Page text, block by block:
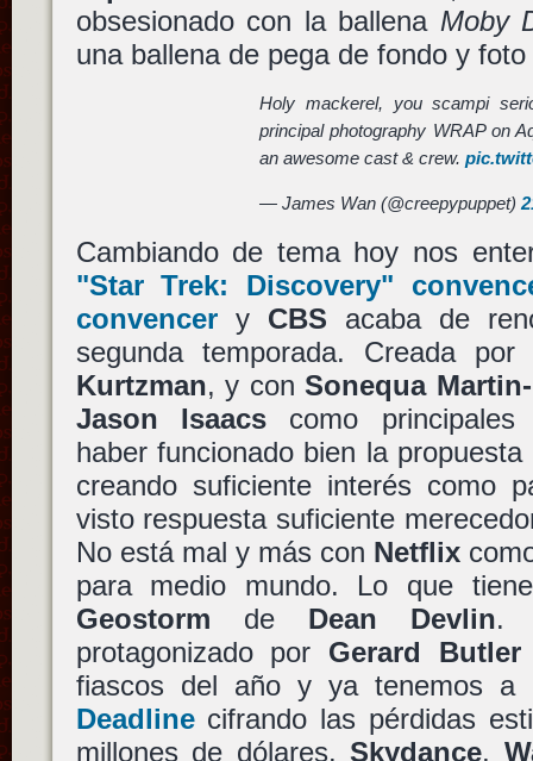
obsesionado con la ballena Moby
una ballena de pega de fondo y
Holy mackerel, you scampi
principal photography WRAP on
an awesome cast & crew.
— James Wan (@creepypuppet)
Cambiando de tema hoy nos
"Star Trek: Discovery"
convencery CBS acaba de
segunda temporada. Creada
Kurtzman, y conSonequa
Jason Isaacscomo principales
haber funcionado bien la
creando suficiente interés como
visto respuesta suficiente
No está mal y más con Netflix
para medio mundo. Lo que
Geostorm de Dean Devlin.
protagonizado por Gerard Butler
fiascos del año y ya tenemos a
Deadlinecifrando las pérdidas
millones de dólares.Skydance,